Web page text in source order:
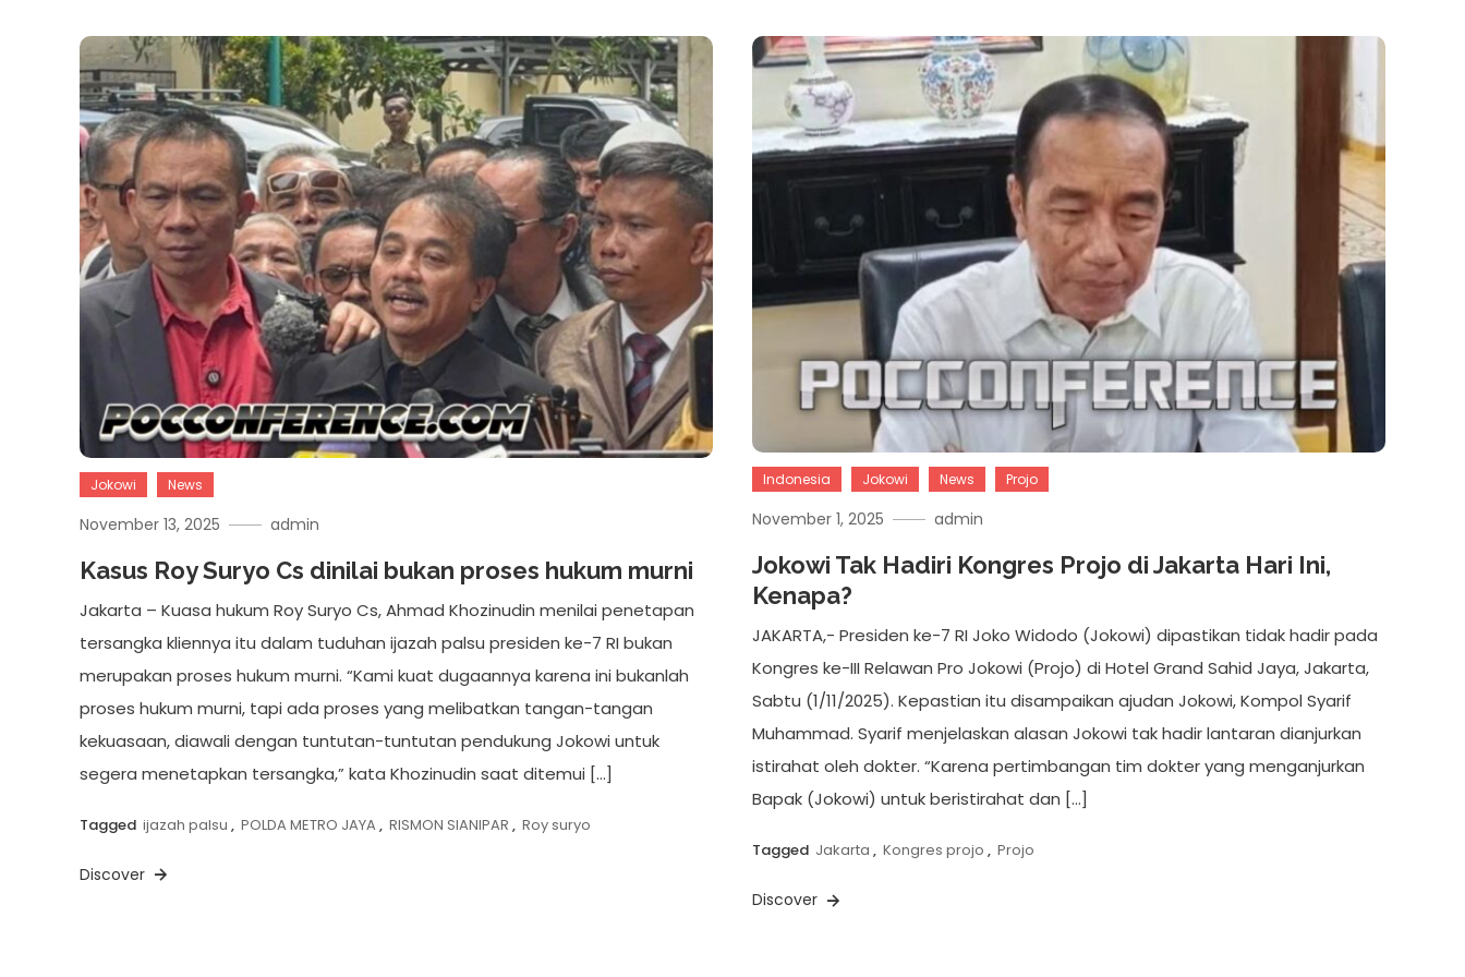
Jokowi News
November 13, 2025 admin
Kasus Roy Suryo Cs dinilai bukan proses hukum murni
Jakarta – Kuasa hukum Roy Suryo Cs, Ahmad Khozinudin menilai penetapan
tersangka kliennya itu dalam tuduhan ijazah palsu presiden ke-7 RI bukan
merupakan proses hukum murni. “Kami kuat dugaannya karena ini bukanlah
proses hukum murni, tapi ada proses yang melibatkan tangan-tangan
kekuasaan, diawali dengan tuntutan-tuntutan pendukung Jokowi untuk
segera menetapkan tersangka,” kata Khozinudin saat ditemui […]
Tagged ijazah palsu , POLDA METRO JAYA , RISMON SIANIPAR , Roy suryo
Discover
Indonesia Jokowi News Projo
November 1, 2025 admin
Jokowi Tak Hadiri Kongres Projo di Jakarta Hari Ini,
Kenapa?
JAKARTA,- Presiden ke-7 RI Joko Widodo (Jokowi) dipastikan tidak hadir pada
Kongres ke-III Relawan Pro Jokowi (Projo) di Hotel Grand Sahid Jaya, Jakarta,
Sabtu (1/11/2025). Kepastian itu disampaikan ajudan Jokowi, Kompol Syarif
Muhammad. Syarif menjelaskan alasan Jokowi tak hadir lantaran dianjurkan
istirahat oleh dokter. “Karena pertimbangan tim dokter yang menganjurkan
Bapak (Jokowi) untuk beristirahat dan […]
Tagged Jakarta , Kongres projo , Projo
Discover